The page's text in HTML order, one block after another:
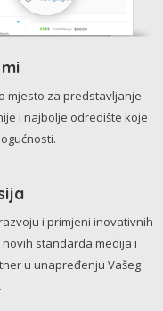
mjesto za predstavljanje
i najbolje odredište koje
i primjeni inovativnih
standarda medija i
u unapređenju Vašeg